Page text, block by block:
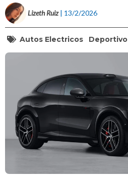
Lizeth Ruiz | 13/2/2026
Autos Electricos Deportivo